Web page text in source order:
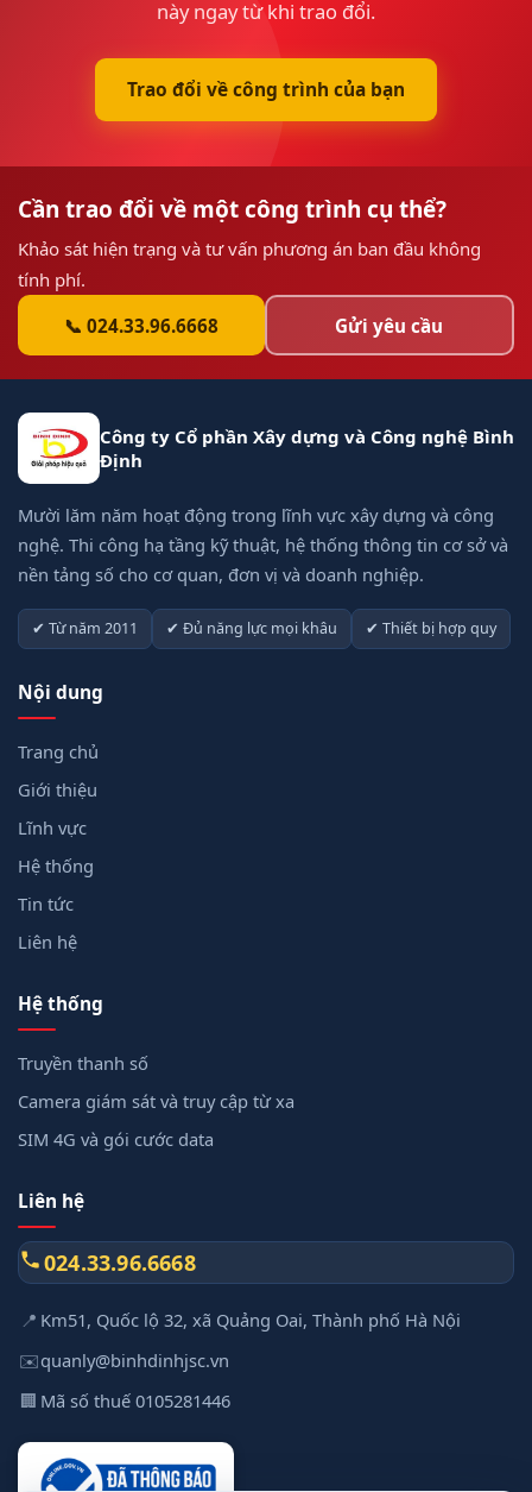
này ngay từ khi trao đổi.
Trao đổi về công trình của bạn
Cần trao đổi về một công trình cụ thể?
Khảo sát hiện trạng và tư vấn phương án ban đầu không
tính phí.
📞 024.33.96.6668
Gửi yêu cầu
Công ty Cổ phần Xây dựng và Công nghệ Bình
Định
Mười lăm năm hoạt động trong lĩnh vực xây dựng và công
nghệ. Thi công hạ tầng kỹ thuật, hệ thống thông tin cơ sở và
nền tảng số cho cơ quan, đơn vị và doanh nghiệp.
✔ Từ năm 2011 ✔ Đủ năng lực mọi khâu ✔ Thiết bị hợp quy
Nội dung
Trang chủ
Giới thiệu
Lĩnh vực
Hệ thống
Tin tức
Liên hệ
Hệ thống
Truyền thanh số
Camera giám sát và truy cập từ xa
SIM 4G và gói cước data
Liên hệ
024.33.96.6668
📍 Km51, Quốc lộ 32, xã Quảng Oai, Thành phố Hà Nội
✉️quanly@binhdinhjsc.vn
🏢 Mã số thuế 0105281446